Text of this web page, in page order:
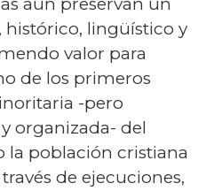
lingüístico y
valor para
de los primeros
-pero
organizada- del
la población cristiana
de ejecuciones,